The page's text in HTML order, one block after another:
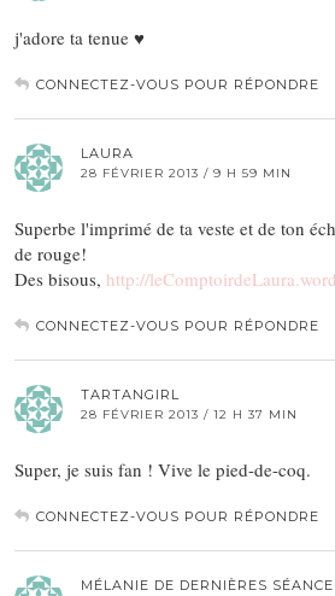
j'adore ta tenue ♥
CONNECTEZ-VOUS POUR RÉPONDRE
LAURA
28 FÉVRIER 2013 / 9 H 59 MIN
Superbe l'imprimé de ta veste et de ton
de rouge!
Des bisous, http://
CONNECTEZ-VOUS POUR RÉPONDRE
TARTANGIRL
28 FÉVRIER 2013 / 12 H 37 MIN
Super, je suis fan ! Vive le pied-de-coq.
CONNECTEZ-VOUS POUR RÉPONDRE
MÉLANIE DE DERNIÈRES